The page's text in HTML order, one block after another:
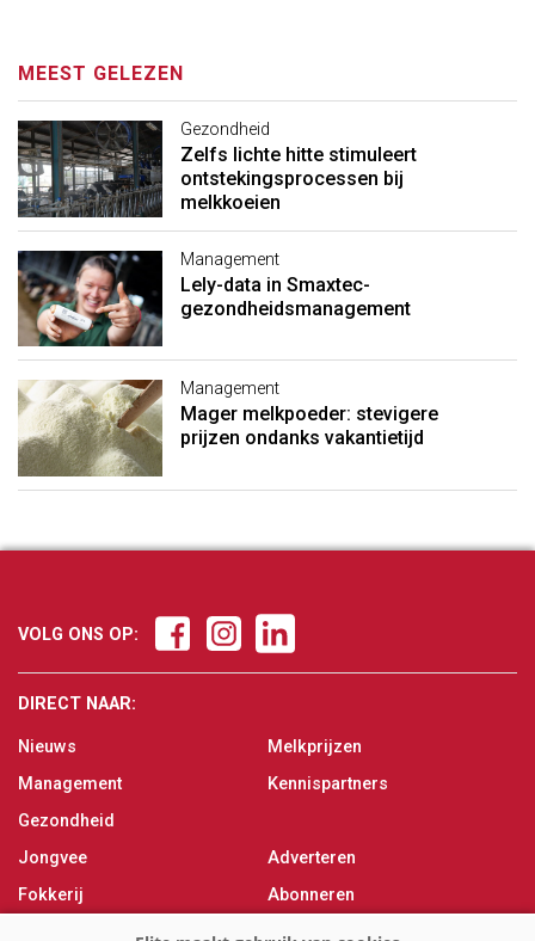
MEEST GELEZEN
Gezondheid
Zelfs lichte hitte stimuleert
ontstekingsprocessen bij
melkkoeien
Management
Lely-data in Smaxtec-
gezondheidsmanagement
Management
Mager melkpoeder: stevigere
prijzen ondanks vakantietijd
VOLG ONS OP:
DIRECT NAAR:
Nieuws
Management
Gezondheid
Jongvee
Fokkerij
Melkprijzen
Kennispartners
Adverteren
Abonneren
Over ons